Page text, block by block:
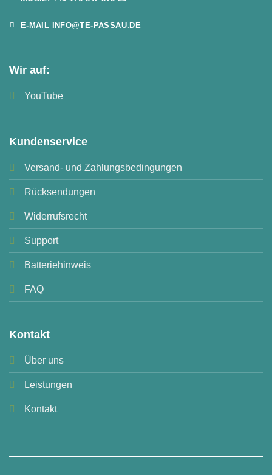
E-MAIL INFO@TE-PASSAU.DE
Wir auf:
YouTube
Kundenservice
Versand- und Zahlungsbedingungen
Rücksendungen
Widerrufsrecht
Support
Batteriehinweis
FAQ
Kontakt
Über uns
Leistungen
Kontakt